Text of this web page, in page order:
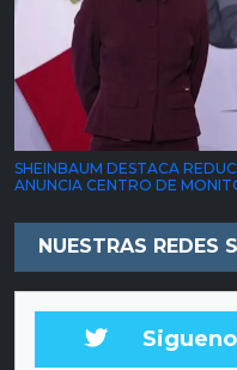
SHEINBAUM DESTACA
ANUNCIA CENTRO DE
NUESTRAS REDES